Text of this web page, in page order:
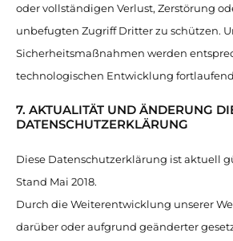
oder vollständigen Verlust, Zerstörung
unbefugten Zugriff Dritter zu schützen.
Sicherheitsmaßnahmen werden
technologischen Entwicklung
7. AKTUALITÄT UND ÄNDERUNG
DATENSCHUTZERKLÄRUNG
Diese Datenschutzerklärung ist aktuell
Stand Mai 2018.
Durch die Weiterentwicklung unserer
darüber oder aufgrund geänderter